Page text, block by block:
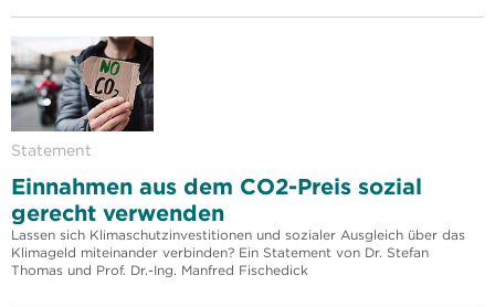
Statement
Einnahmen aus dem CO2-Preis sozial
gerecht verwenden
Lassen sich Klimaschutzinvestitionen und sozialer Ausgleich über das
Klimageld miteinander verbinden? Ein Statement von Dr. Stefan
Thomas und Prof. Dr.-Ing. Manfred Fischedick